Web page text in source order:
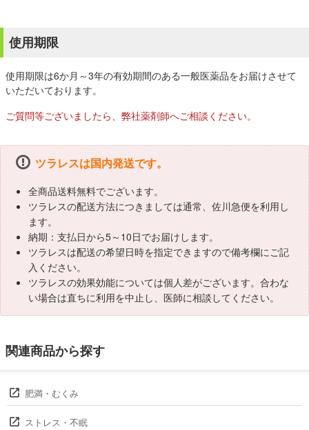
使用期限
使用期限は6か月～3年の有効期間のある一般医薬品をお届けさせて
いただいております。
ご質問等ございましたら、弊社薬剤師へご相談ください。
ツラレスは国内発送です。
全商品送料無料でございます。
ツラレスの配送方法につきましては通常、佐川急便を利用し
ます。
納期：支払日から5～10日でお届けします。
ツラレスは配送の希望日時を指定できますので備考欄にご記
入ください。
ツラレスの効果効能については個人差がございます。合わな
い場合は直ちに利用を中止し、医師に相談してください。
関連商品から探す
肥満・むくみ
ストレス・不眠